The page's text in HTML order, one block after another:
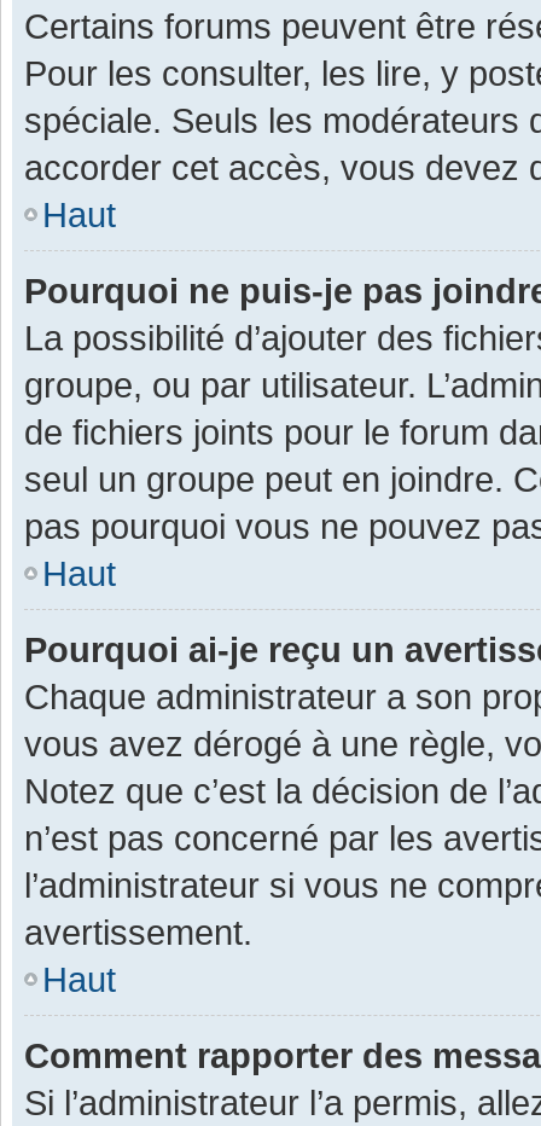
Certains forums peuvent être
Pour les consulter, les lire, y
spéciale. Seuls les modérateurs
accorder cet accès, vous devez
Haut
Pourquoi ne puis-je pas
La possibilité d’ajouter des
groupe, ou par utilisateur.
de fichiers joints pour le forum
seul un groupe peut en joindre.
pas pourquoi vous ne pouvez
Haut
Pourquoi ai-je reçu un
Chaque administrateur a son
vous avez dérogé à une règle,
Notez que c’est la décision de
n’est pas concerné par les
l’administrateur si vous ne
avertissement.
Haut
Comment rapporter des
Si l’administrateur l’a permis,